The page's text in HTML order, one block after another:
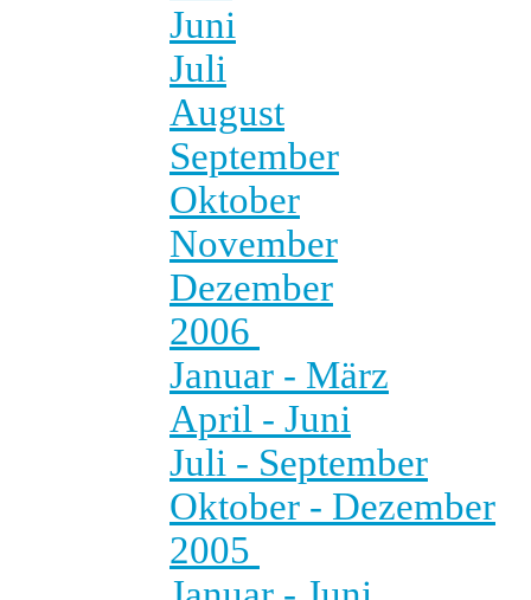
Juni
Juli
August
September
Oktober
November
Dezember
2006
Januar - März
April - Juni
Juli - September
Oktober - Dezember
2005